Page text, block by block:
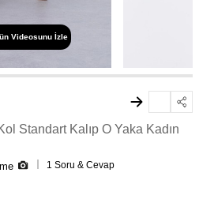
Videosunu İzle
Standart Kalıp O Yaka Kadın
1 Soru & Cevap